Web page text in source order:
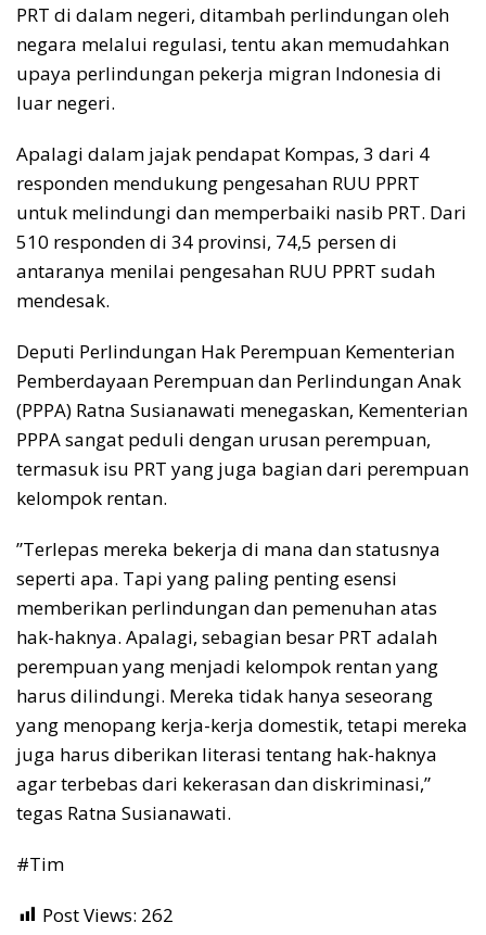
PRT di dalam negeri, ditambah perlindungan oleh
negara melalui regulasi, tentu akan memudahkan
upaya perlindungan pekerja migran Indonesia di
luar negeri.
Apalagi dalam jajak pendapat Kompas, 3 dari 4
responden mendukung pengesahan RUU PPRT
untuk melindungi dan memperbaiki nasib PRT. Dari
510 responden di 34 provinsi, 74,5 persen di
antaranya menilai pengesahan RUU PPRT sudah
mendesak.
Deputi Perlindungan Hak Perempuan Kementerian
Pemberdayaan Perempuan dan Perlindungan Anak
(PPPA) Ratna Susianawati menegaskan, Kementerian
PPPA sangat peduli dengan urusan perempuan,
termasuk isu PRT yang juga bagian dari perempuan
kelompok rentan.
”Terlepas mereka bekerja di mana dan statusnya
seperti apa. Tapi yang paling penting esensi
memberikan perlindungan dan pemenuhan atas
hak-haknya. Apalagi, sebagian besar PRT adalah
perempuan yang menjadi kelompok rentan yang
harus dilindungi. Mereka tidak hanya seseorang
yang menopang kerja-kerja domestik, tetapi mereka
juga harus diberikan literasi tentang hak-haknya
agar terbebas dari kekerasan dan diskriminasi,”
tegas Ratna Susianawati.
#Tim
Post Views: 262